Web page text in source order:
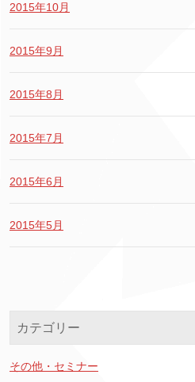
2015年10月
2015年9月
2015年8月
2015年7月
2015年6月
2015年5月
カテゴリー
その他・セミナー